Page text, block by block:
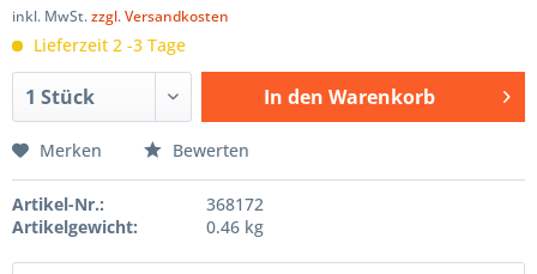
inkl. MwSt.zzgl. Versandkosten
Lieferzeit 2 -3 Tage
In den Warenkorb
Merken Bewerten
Artikel-Nr.:
368172
Artikelgewicht:
0.46 kg